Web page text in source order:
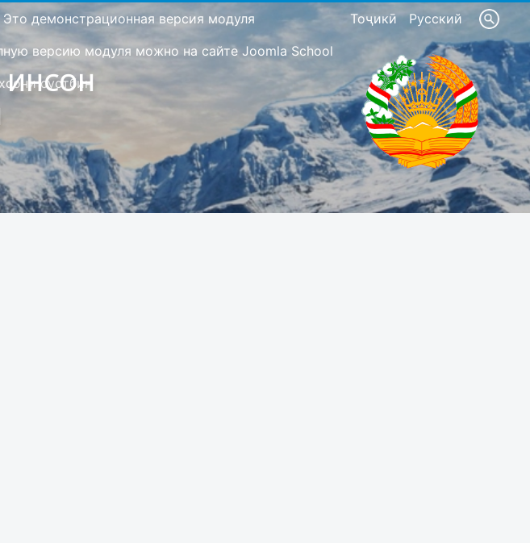
Тоҷикӣ Русский
Это демонстрационная версия модуля
версию модуля можно на сайте Joomla School
сустбин
ИНСОН